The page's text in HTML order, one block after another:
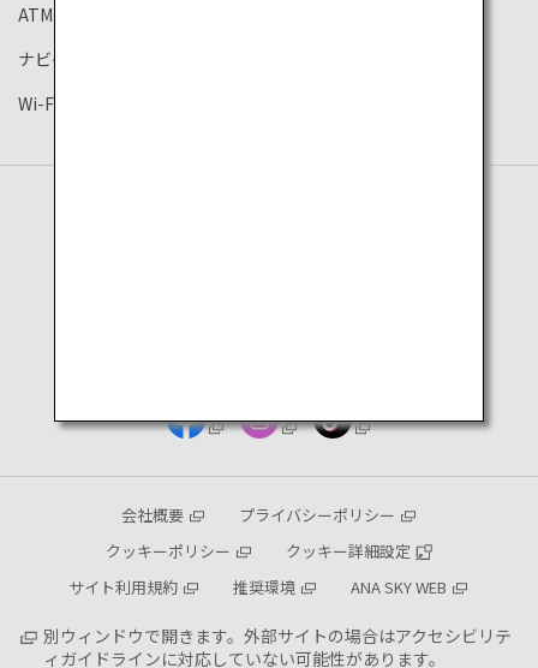
ATM
ナビゲーションアプリ
Wi-Fiスポット
会社概要
プライバシーポリシー
クッキーポリシー
クッキー詳細設定
サイト利用規約
推奨環境 ANA SKY WEB
別ウィンドウで開きます。外部サイトの場合はアクセシビリテ
ィガイドラインに対応していない可能性があります。